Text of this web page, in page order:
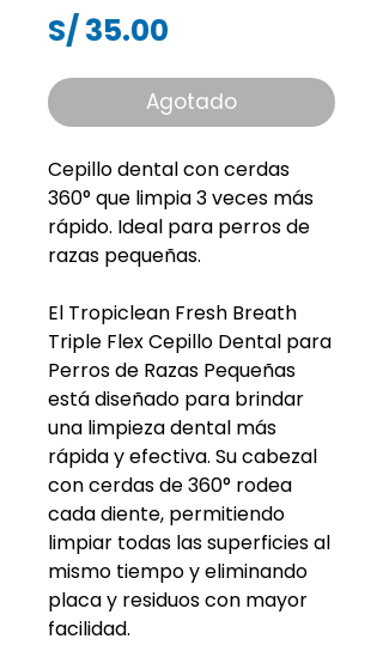
S/ 35.00
Agotado
Cepillo dental con cerdas
360° que limpia 3 veces más
rápido. Ideal para perros de
razas pequeñas.
El Tropiclean Fresh Breath
Triple Flex Cepillo Dental para
Perros de Razas Pequeñas
está diseñado para brindar
una limpieza dental más
rápida y efectiva. Su cabezal
con cerdas de 360° rodea
cada diente, permitiendo
limpiar todas las superficies al
mismo tiempo y eliminando
placa y residuos con mayor
facilidad.